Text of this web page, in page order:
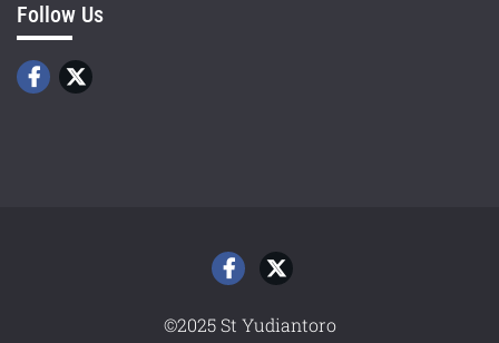
Follow Us
©2025 St Yudiantoro